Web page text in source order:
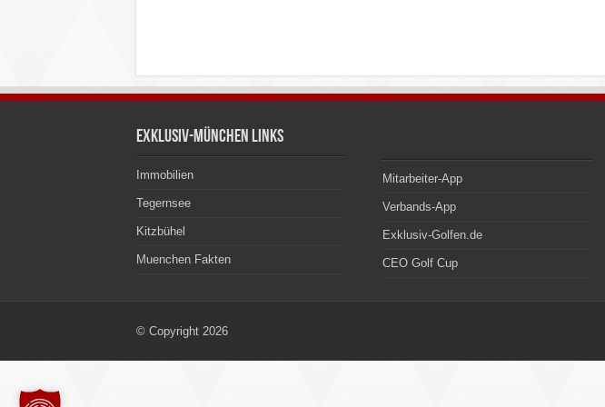
Exklusiv-München Links
Immobilien
Tegernsee
Kitzbühel
Muenchen Fakten
Mitarbeiter-App
Verbands-App
Exklusiv-Golfen.de
CEO Golf Cup
© Copyright 2026